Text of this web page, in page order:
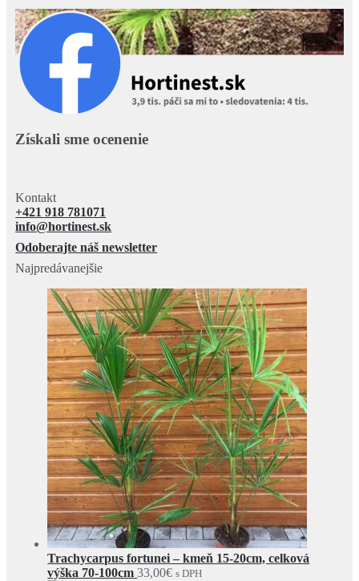
Získali sme ocenenie
Kontakt
+421 918 781071
info@hortinest.sk
Odoberajte náš newsletter
Najpredávanejšie
Trachycarpus fortunei – kmeň 15-20cm, celková
výška 70-100cm 33,00€ s DPH